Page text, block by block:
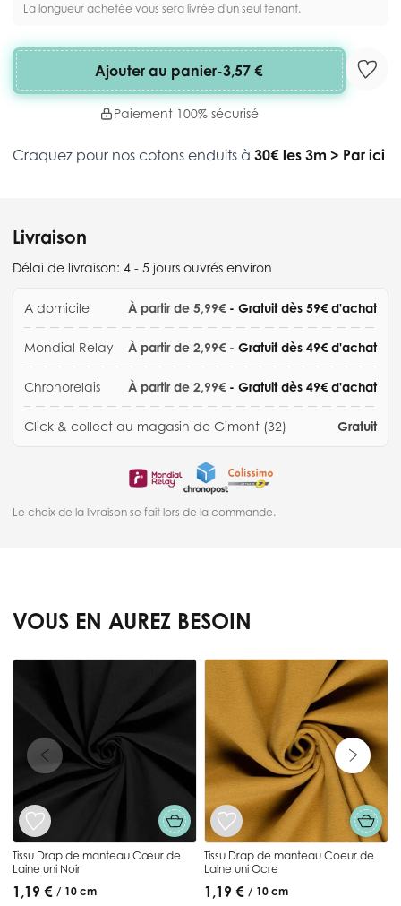
La longueur achetée vous sera livrée d'un seul tenant.
Ajouter au panier-3,57 €
Paiement 100% sécurisé
Craquez pour nos cotons enduits à 30€ les 3m > Par ici
Livraison
Délai de livraison: 4 - 5 jours ouvrés environ
A domicile À partir de 5,99€ - Gratuit dès 59€ d'achat
Mondial Relay À partir de 2,99€ - Gratuit dès 49€ d'achat
Chronorelais À partir de 2,99€ - Gratuit dès 49€ d'achat
Click & collect au magasin de Gimont (32) Gratuit
Le choix de la livraison se fait lors de la commande.
VOUS EN AUREZ BESOIN
Press to skip carousel
Tissu Drap de manteau Cœur de
Laine uni Noir
1,19 € / 10 cm
Tissu Drap de manteau Coeur de
Laine uni Ocre
1,19 € / 10 cm